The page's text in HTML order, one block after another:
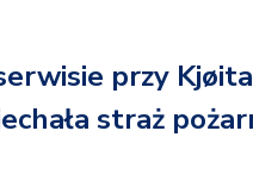
przy
straż